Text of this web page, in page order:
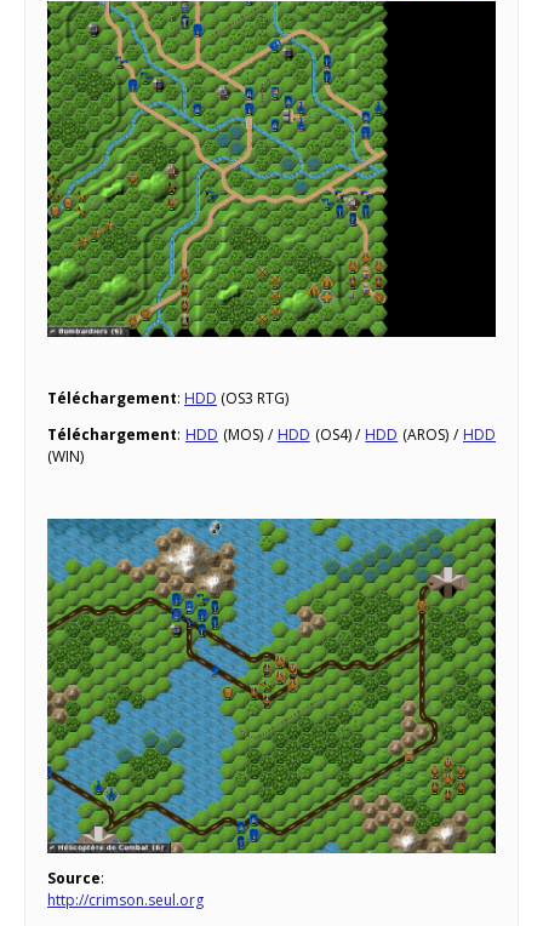
Téléchargement: HDD (OS3 RTG)
Téléchargement: HDD (MOS) / HDD (OS4) / HDD (AROS) / HDD
(WIN)
Source:
http://crimson.seul.org